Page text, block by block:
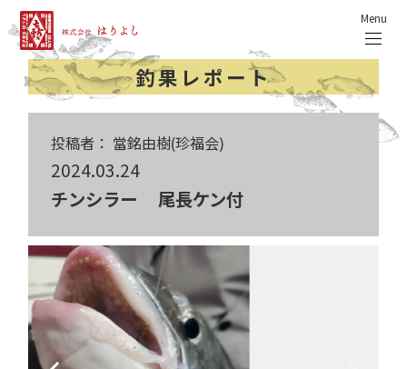
Menu
釣果レポート
投稿者： 當銘由樹(珍福会)
2024.03.24
チンシラー 尾長ケン付